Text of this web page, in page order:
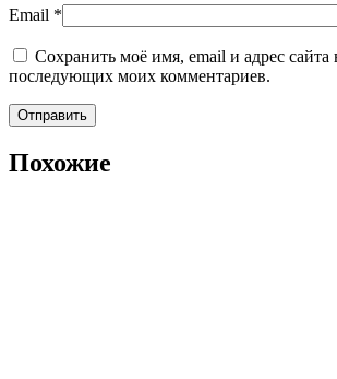
Email *
Сохранить моё имя, email и адрес сайта
последующих моих комментариев.
Похожие